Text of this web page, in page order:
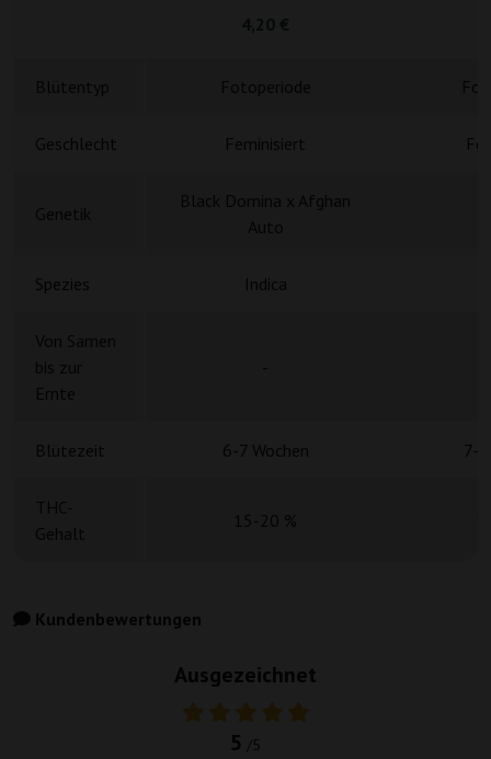
Geschlecht Feminisiert
Spezies Indica
Blütezeit 6-7 Wochen 7-
Kundenbewertungen
Ausgezeichnet
5 /5